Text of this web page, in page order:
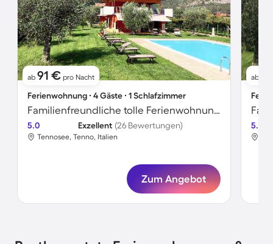
ab 91 € pro Nacht
Ferienwohnung ∙ 4 Gäste ∙ 1 Schlafzimmer
Familienfreundliche tolle Ferienwohnung mit beheiztem Pool, Grill und Garten
5.0 Exzellent (26 Bewertungen)
Tennosee, Tenno, Italien
Zum Angebot
ab
5.0